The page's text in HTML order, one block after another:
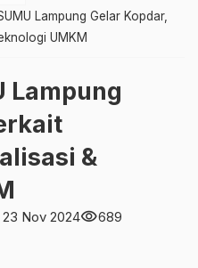
Lampung Gelar Kopdar,
UMKM
Lampung
&
23 Nov 2024visibility689